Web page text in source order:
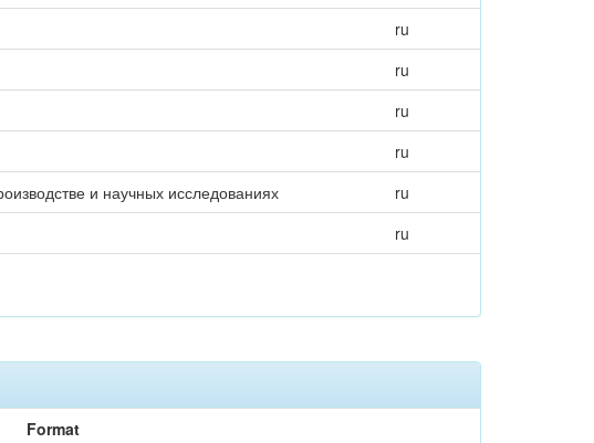
ru
ru
ru
ru
и научных исследованиях
ru
ru
Format